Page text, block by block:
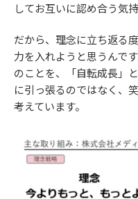
してお互いに認め合う気
だから、理念に立ち返る
力を入れようと思うんで
のことを、「自転成長」
に引っ張るのではなく、
考えています。